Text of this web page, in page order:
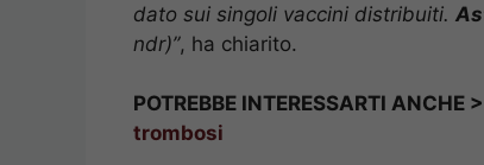
dato sui singoli vaccini distribuiti.
ndr)”, ha chiarito.
POTREBBE INTERESSARTI ANCHE
trombosi